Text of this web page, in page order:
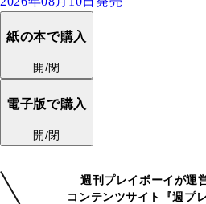
紙の本で購入
開/閉
電子版で購入
開/閉
週刊プレイボーイが運
コンテンツサイト『週プ